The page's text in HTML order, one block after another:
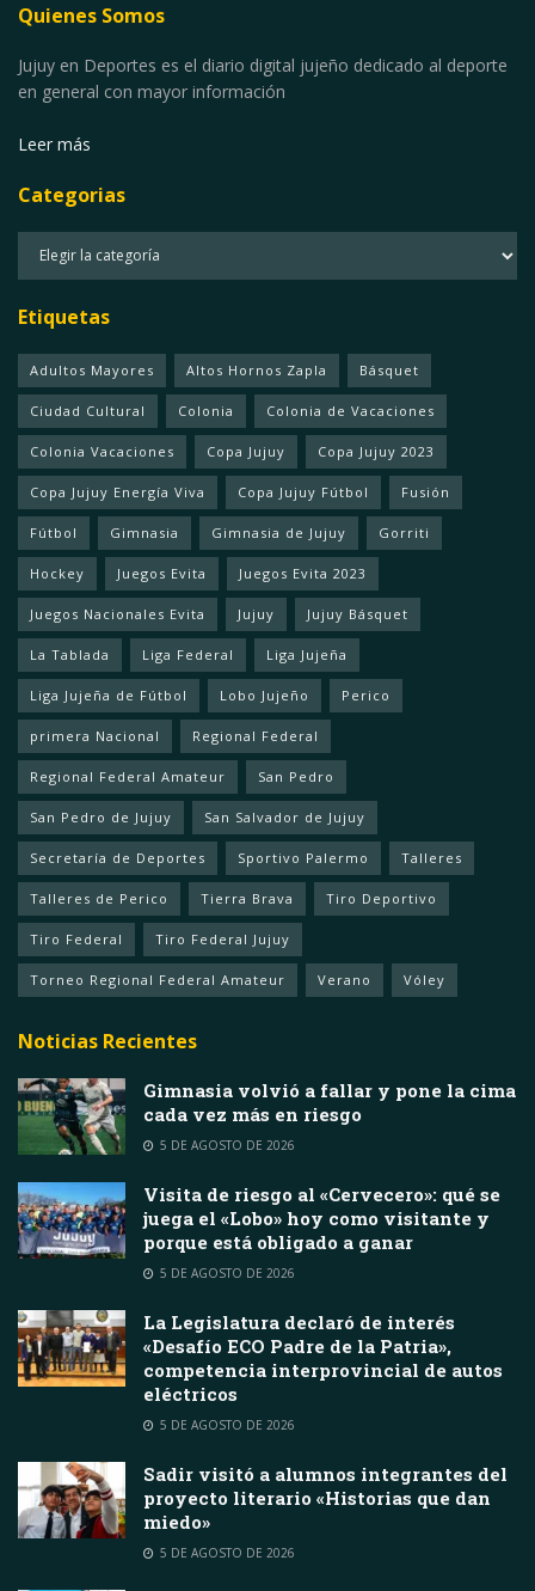
Quienes Somos
Jujuy en Deportes es el diario digital jujeño dedicado al deporte
en general con mayor información
Leer más
Categorias
Etiquetas
Adultos Mayores Altos Hornos Zapla Básquet
Ciudad Cultural Colonia Colonia de Vacaciones
Colonia Vacaciones Copa Jujuy Copa Jujuy 2023
Copa Jujuy Energía Viva Copa Jujuy Fútbol Fusión
Fútbol Gimnasia Gimnasia de Jujuy Gorriti
Hockey Juegos Evita Juegos Evita 2023
Juegos Nacionales Evita Jujuy Jujuy Básquet
La Tablada Liga Federal Liga Jujeña
Liga Jujeña de Fútbol Lobo Jujeño Perico
primera Nacional Regional Federal
Regional Federal Amateur San Pedro
San Pedro de Jujuy San Salvador de Jujuy
Secretaría de Deportes Sportivo Palermo Talleres
Talleres de Perico Tierra Brava Tiro Deportivo
Tiro Federal Tiro Federal Jujuy
Torneo Regional Federal Amateur Verano Vóley
Noticias Recientes
Gimnasia volvió a fallar y pone la cima
cada vez más en riesgo
5 DE AGOSTO DE 2026
Visita de riesgo al «Cervecero»: qué se
juega el «Lobo» hoy como visitante y
porque está obligado a ganar
5 DE AGOSTO DE 2026
La Legislatura declaró de interés
«Desafío ECO Padre de la Patria»,
competencia interprovincial de autos
eléctricos
5 DE AGOSTO DE 2026
Sadir visitó a alumnos integrantes del
proyecto literario «Historias que dan
miedo»
5 DE AGOSTO DE 2026